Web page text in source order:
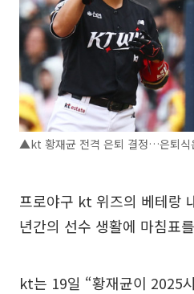
▲kt 황재균 전격 은퇴 결정…은퇴식
프로야구 kt 위즈의 베테랑
년간의 선수 생활에 마침표
kt는 19일 “황재균이 2025